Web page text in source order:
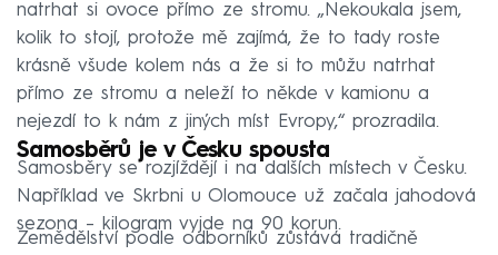
natrhat si ovoce přímo ze stromu. „Nekoukala jsem,
kolik to stojí, protože mě zajímá, že to tady roste
krásně všude kolem nás a že si to můžu natrhat
přímo ze stromu a neleží to někde v kamionu a
nejezdí to k nám z jiných míst Evropy,“ prozradila.
Samosběrů je v Česku spousta
Samosběry se rozjíždějí i na dalších místech v Česku.
Například ve Skrbni u Olomouce už začala jahodová
sezona – kilogram vyjde na 90 korun.
Zemědělství podle odborníků zůstává tradičně